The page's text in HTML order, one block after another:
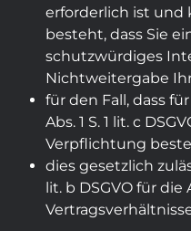
erforderlich ist und
besteht, dass Sie
schutzwürdiges
Nichtweitergabe
für den Fall, dass
Abs. 1 S. 1 lit. c
Verpflichtung
dies gesetzlich
lit. b DSGVO für